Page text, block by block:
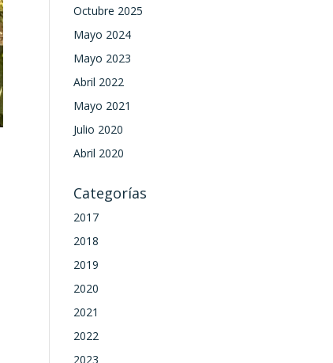
Octubre 2025
Mayo 2024
Mayo 2023
Abril 2022
Mayo 2021
Julio 2020
Abril 2020
Categorías
2017
2018
2019
2020
2021
2022
2023